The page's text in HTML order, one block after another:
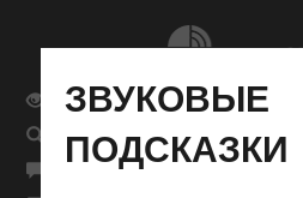
ЗВУКОВЫЕ
ПОДСКАЗКИ
Обычная версия сайта
Поиск
Язык сайта
рус| бел| eng